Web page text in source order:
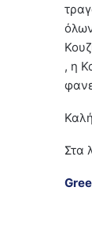
, η
Στα